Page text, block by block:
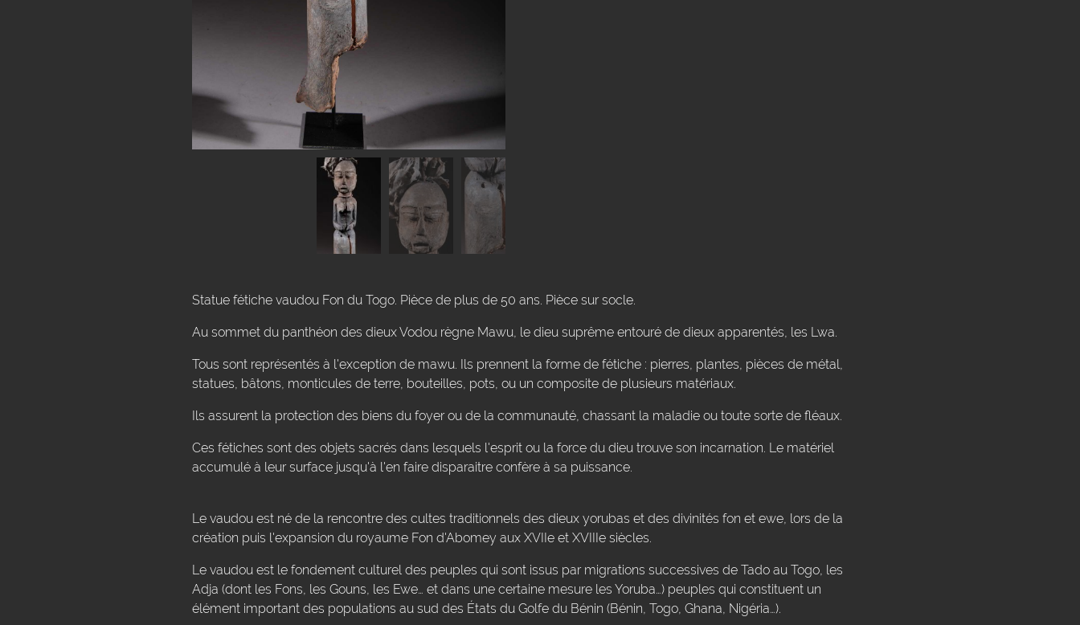
Statue fétiche vaudou Fon du Togo. Pièce de plus de 50 ans. Pièce sur socle.
Au sommet du panthéon des dieux Vodou règne Mawu, le dieu suprême entouré de dieux apparentés, les Lwa.
Tous sont représentés à l'exception de mawu. Ils prennent la forme de fétiche : pierres, plantes, pièces de métal,
statues, bâtons, monticules de terre, bouteilles, pots, ou un composite de plusieurs matériaux.
Ils assurent la protection des biens du foyer ou de la communauté, chassant la maladie ou toute sorte de fléaux.
Ces fétiches sont des objets sacrés dans lesquels l'esprit ou la force du dieu trouve son incarnation. Le matériel
accumulé à leur surface jusqu'à l'en faire disparaitre confère à sa puissance.
Le vaudou est né de la rencontre des cultes traditionnels des dieux yorubas et des divinités fon et ewe, lors de la
création puis l'expansion du royaume Fon d'Abomey aux XVIIe et XVIIIe siècles.
Le vaudou est le fondement culturel des peuples qui sont issus par migrations successives de Tado au Togo, les
Adja (dont les Fons, les Gouns, les Ewe… et dans une certaine mesure les Yoruba…) peuples qui constituent un
élément important des populations au sud des États du Golfe du Bénin (Bénin, Togo, Ghana, Nigéria…).